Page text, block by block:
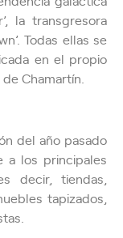
la transgresora
Todas ellas se
en el propio
Chamartín.
del año pasado
a los principales
decir, tiendas,
tapizados,